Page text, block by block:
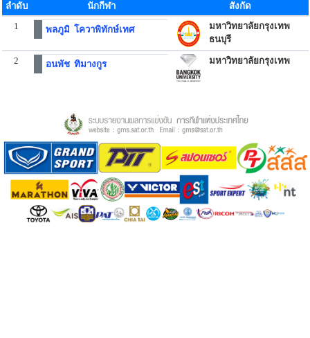
ลำดับ นักกีฬา
สังกัด
1
พลภูมิ โควาพิทักษ์เทศ
มหาวิทยาลัยกรุงเทพ
ธนบุรี
2 อนพัช ทิมางกูร มหาวิทยาลัยกรุงเทพ